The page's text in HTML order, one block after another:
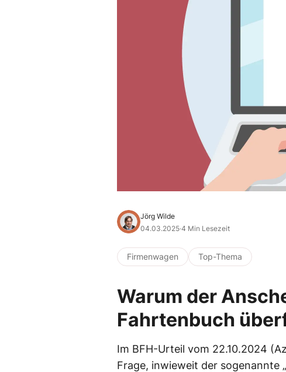
Jörg Wilde
04.03.2025·4 Min Lesezeit
Firmenwagen Top-Thema
Warum der
Fahrtenbuch
Im BFH-Urteil vom 22.10.2024
Frage, inwieweit der sogenannte